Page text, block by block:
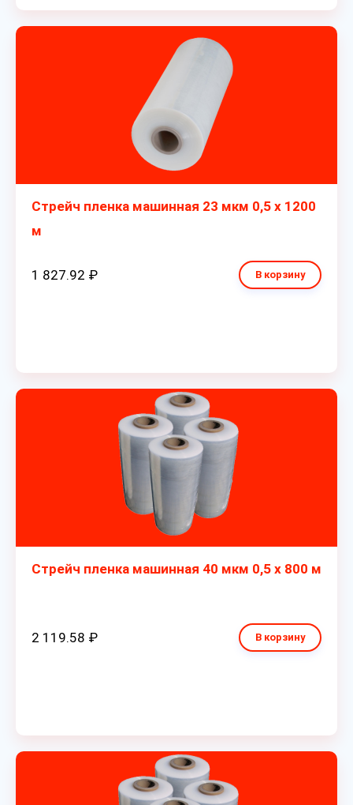
Стрейч пленка машинная 23 мкм 0,5 х 1200
м
1 827.92 ₽ В корзину
Стрейч пленка машинная 40 мкм 0,5 х 800 м
2 119.58 ₽ В корзину